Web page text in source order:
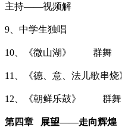
主持——视频解
9、中学生独唱
10、《微山湖》 群
11、《德、意、法儿
12、《朝鲜乐鼓》 群
第四章 展望——走向辉煌